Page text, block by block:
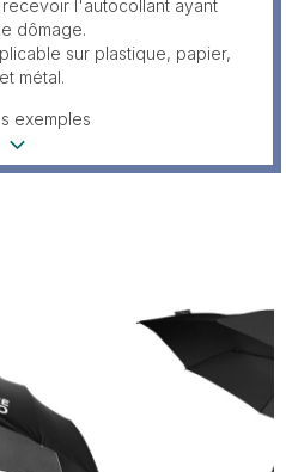
l'autocollant ayant
dômage.
sur plastique, papier,
métal.
exemples